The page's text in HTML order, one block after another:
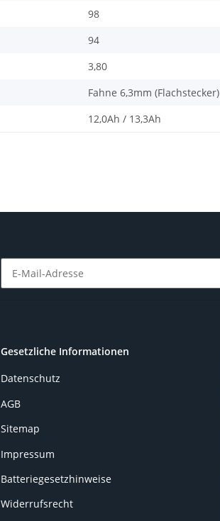
98
94
3,80
Fahne 6,3mm (Flachstecker)
12,0Ah / 13,3Ah
Gesetzliche Informationen
Datenschutz
AGB
Sitemap
Impressum
Batteriegesetzhinweise
Widerrufsrecht